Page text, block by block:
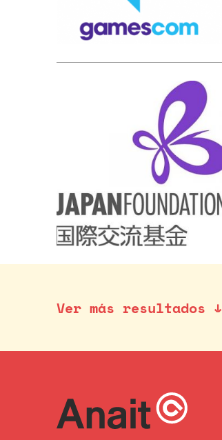
Ver más resultados ↓